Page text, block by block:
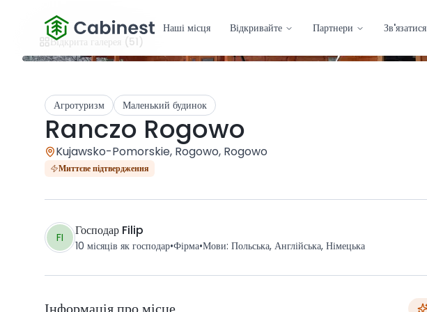
Наші місця Відкривайте Партнери Зв'язатися
Відкрита галерея (51)
Агротуризм Маленький будинок
Ranczo Rogowo
Kujawsko-Pomorskie, Rogowo, Rogowo
Миттєве підтвердження
FI Господар Filip
10 місяців як господар•Фірма•Мови: Польська, Англійська, Німецька